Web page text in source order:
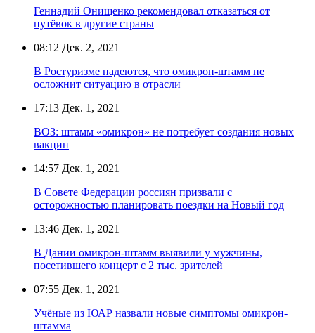
Геннадий Онищенко рекомендовал отказаться от
путёвок в другие страны
08:12 Дек. 2, 2021
В Ростуризме надеются, что омикрон-штамм не
осложнит ситуацию в отрасли
17:13 Дек. 1, 2021
ВОЗ: штамм «омикрон» не потребует создания новых
вакцин
14:57 Дек. 1, 2021
В Совете Федерации россиян призвали с
осторожностью планировать поездки на Новый год
13:46 Дек. 1, 2021
В Дании омикрон-штамм выявили у мужчины,
посетившего концерт с 2 тыс. зрителей
07:55 Дек. 1, 2021
Учёные из ЮАР назвали новые симптомы омикрон-
штамма